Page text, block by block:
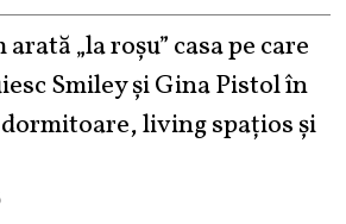
„la roşu” casa pe care
Smiley şi Gina Pistol în
living spațios și